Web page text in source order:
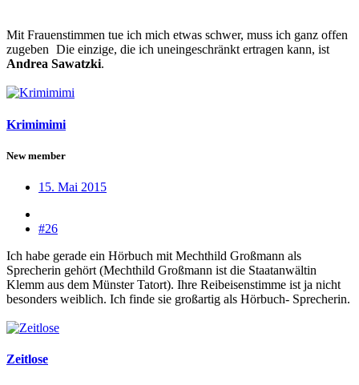
Mit Frauenstimmen tue ich mich etwas schwer, muss ich ganz offen
zugeben Die einzige, die ich uneingeschränkt ertragen kann, ist
Andrea Sawatzki.
Krimimimi
New member
15. Mai 2015
#26
Ich habe gerade ein Hörbuch mit Mechthild Großmann als
Sprecherin gehört (Mechthild Großmann ist die Staatanwältin
Klemm aus dem Münster Tatort). Ihre Reibeisenstimme ist ja nicht
besonders weiblich. Ich finde sie großartig als Hörbuch- Sprecherin.
Zeitlose